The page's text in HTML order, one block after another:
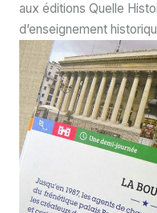
aux éditions Quelle
d’enseignement